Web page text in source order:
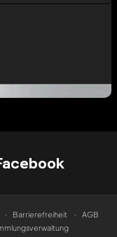
Barrierefreiheit
AGB